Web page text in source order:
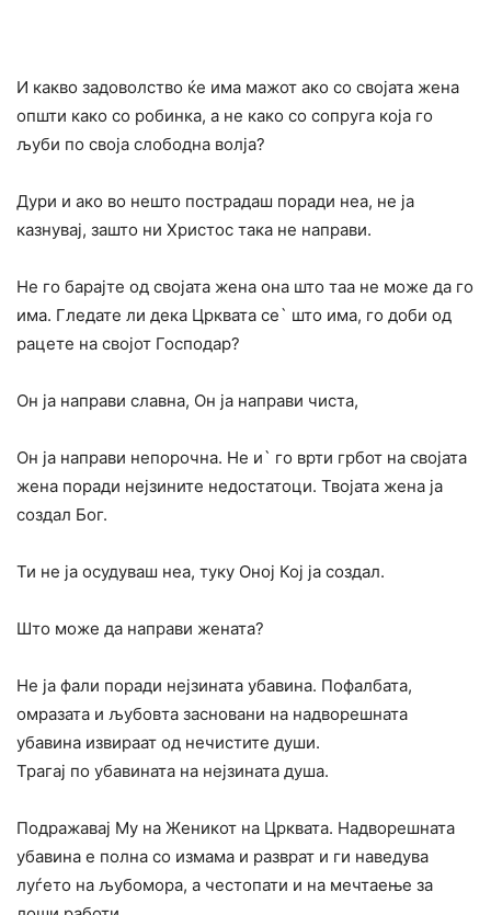
И какво задоволство ќе има мажот ако со својата жена
општи како со робинка, а не како со сопруга која го
љуби по своја слободна волја?
Дури и ако во нешто пострадаш поради неа, не ја
казнувај, зашто ни Христос така не направи.
Не го барајте од својата жена она што таа не може да го
има. Гледате ли дека Црквата се` што има, го доби од
рацете на својот Господар?
Он ја направи славна, Он ја направи чиста,
Он ја направи непорочна. Не и` го врти грбот на својата
жена поради нејзините недостатоци. Твојата жена ја
создал Бог.
Ти не ја осудуваш неа, туку Оној Кој ја создал.
Што може да направи жената?
Не ја фали поради нејзината убавина. Пофалбата,
омразата и љубовта засновани на надворешната
убавина извираат од нечистите души.
Трагај по убавината на нејзината душа.
Подражавај Му на Женикот на Црквата. Надворешната
убавина е полна со измама и разврат и ги наведува
луѓето на љубомора, а честопати и на мечтаење за